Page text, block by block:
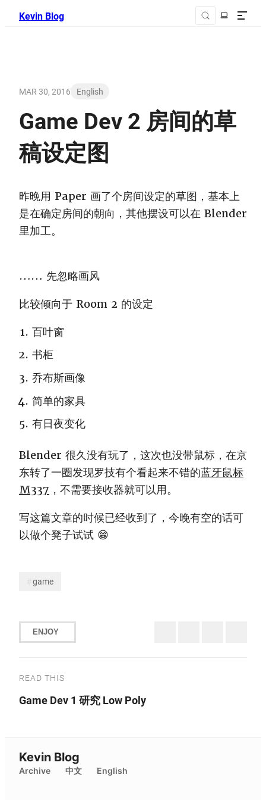
Kevin Blog
MAR 30, 2016 English
Game Dev 2 房间的草
稿设定图
昨晚用 Paper 画了个房间设定的草图，基本上
是在确定房间的朝向，其他摆设可以在 Blender
里加工。
…… 先忽略画风
比较倾向于 Room 2 的设定
百叶窗
书柜
乔布斯画像
简单的家具
有日夜变化
Blender 很久没有玩了，这次也没带鼠标，在京
东转了一圈发现罗技有个看起来不错的蓝牙鼠标
M337 ，不需要接收器就可以用。
写这篇文章的时候已经收到了，今晚有空的话可
以做个凳子试试 😁
game
ENJOY
READ THIS
Game Dev 1 研究 Low Poly
Kevin Blog
Archive 中文 English